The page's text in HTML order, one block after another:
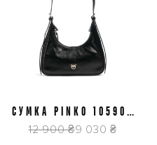
СУМКА PINKO 105900
A315 Z99Y
12 900 ₴9 030 ₴